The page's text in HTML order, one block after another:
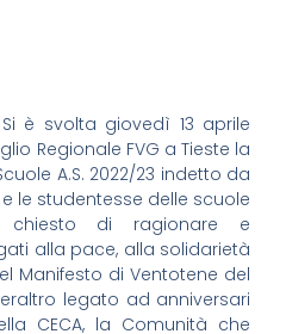
Si è svolta giovedì 13 aprile
Regionale FVG a Tieste la
A.S. 2022/23 indetto da
e le studentesse delle scuole
di ragionare e
alla pace, alla solidarietà
Manifesto di Ventotene del
legato ad anniversari
CECA, la Comunità che